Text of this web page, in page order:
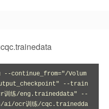
continue_from="/Volum
--train
训练/eng.traineddata" --
ai/ocr训练/cqc.trainedda